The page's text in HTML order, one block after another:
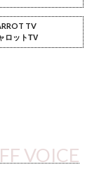
TV
ロットTV
VOICE